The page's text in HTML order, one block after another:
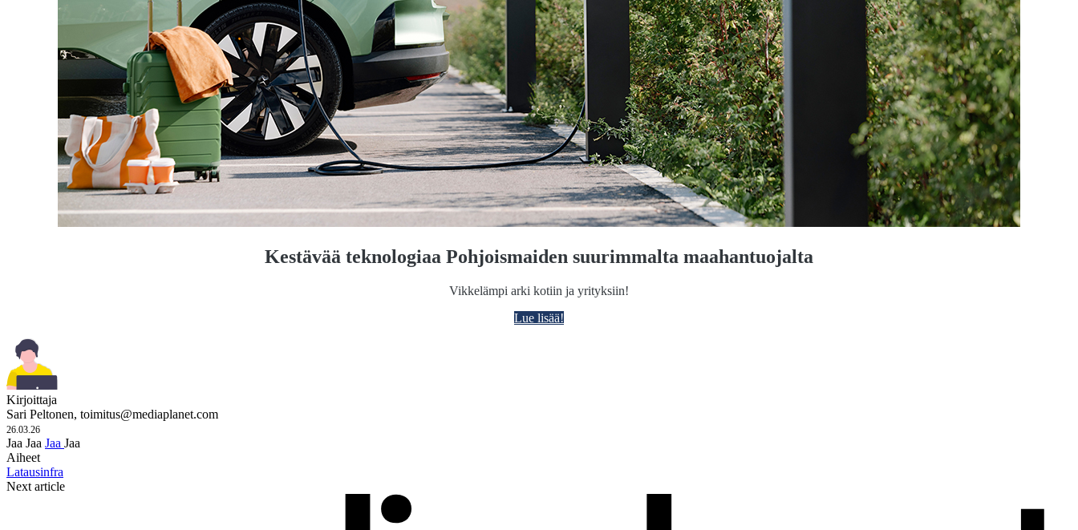
Kestävää teknologiaa Pohjoismaiden suurimmalta maahantuojalta
Vikkelämpi arki kotiin ja yrityksiin!
Lue lisää!
Kirjoittaja
Sari Peltonen, toimitus@mediaplanet.com
26.03.26
Jaa Jaa Jaa Jaa
Aiheet
Latausinfra
Next article